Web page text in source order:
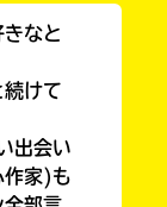
なと
けて
出会い
作家)も